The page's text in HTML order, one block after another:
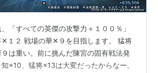
「すべての英傑の攻撃力＋１００％」
✕１２ 戦場の華✕９を目指します。 猛将
９は重い。前に挑んだ陳宮の固有戦法発
×10、猛将×13は大変だったからなー。